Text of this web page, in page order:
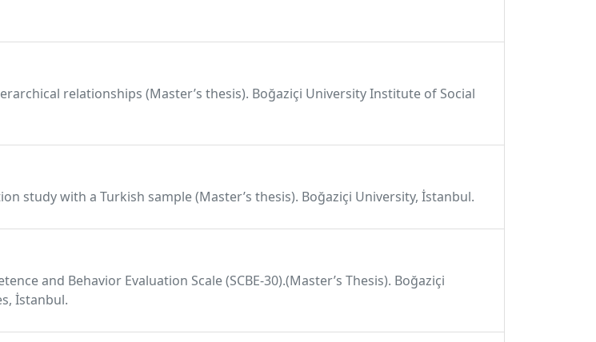
relationships (Master’s thesis). Boğaziçi University Institute of Social
study with a Turkish sample (Master’s thesis). Boğaziçi University, İstanbul.
and Behavior Evaluation Scale (SCBE-30).(Master’s Thesis). Boğaziçi
İstanbul.